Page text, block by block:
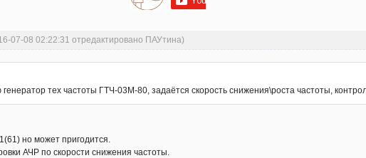
07-08 02:22:31 отредактировано ПАУтина)
генератор тех частоты ГТЧ-03М-80, задаётся скорость снижения\роста частоты,
но может пригодится.
АЧР по скорости снижения частоты.